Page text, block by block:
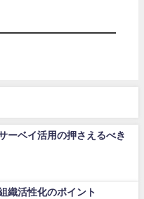
ーベイ活用の押さえるべき
織活性化のポイント